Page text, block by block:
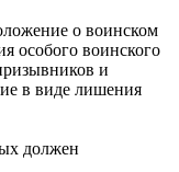
о воинском
особого воинского
и
в виде лишения
должен